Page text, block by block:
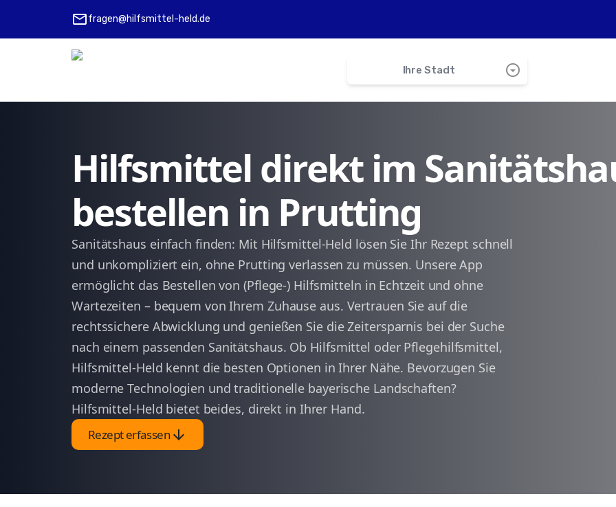
mailfragen@hilfsmittel-held.de
Ihre Stadt arrow_drop_down_circle
Stephanskirchen
Söchtenau
Riedering
Vogtareuth
Rosenheim
arrow_back 1 arrow_forward
Hilfsmittel direkt im
bestellen in Prutting
Sanitätshaus einfach finden: Mit Hilfsmittel-Held lösen Sie Ihr Rezept schnell
und unkompliziert ein, ohne Prutting verlassen zu müssen. Unsere App
ermöglicht das Bestellen von (Pflege-) Hilfsmitteln in Echtzeit und ohne
Wartezeiten – bequem von Ihrem Zuhause aus. Vertrauen Sie auf die
rechtssichere Abwicklung und genießen Sie die Zeitersparnis bei der Suche
nach einem passenden Sanitätshaus. Ob Hilfsmittel oder Pflegehilfsmittel,
Hilfsmittel-Held kennt die besten Optionen in Ihrer Nähe. Bevorzugen Sie
moderne Technologien und traditionelle bayerische Landschaften?
Hilfsmittel-Held bietet beides, direkt in Ihrer Hand.
Rezept erfassenarrow_downward